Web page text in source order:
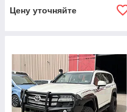
Цену уточняйте